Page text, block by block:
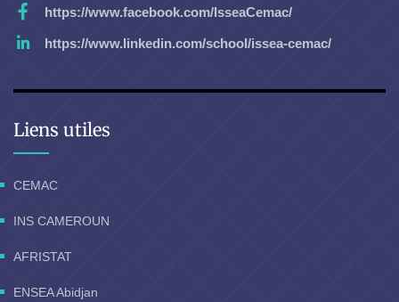
https://www.facebook.com/IsseaCemac/
https://www.linkedin.com/school/issea-cemac/
Liens utiles
CEMAC
INS CAMEROUN
AFRISTAT
ENSEA Abidjan